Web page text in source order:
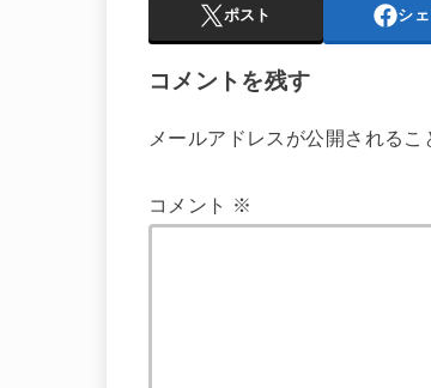
ポスト シ
コメントを残す
メールアドレスが公開されるこ
コメント ※